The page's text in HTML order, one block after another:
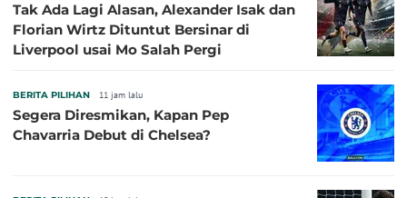
Tak Ada Lagi Alasan, Alexander Isak dan
Florian Wirtz Dituntut Bersinar di
Liverpool usai Mo Salah Pergi
BERITA PILIHAN 11 jam lalu
Segera Diresmikan, Kapan Pep
Chavarria Debut di Chelsea?